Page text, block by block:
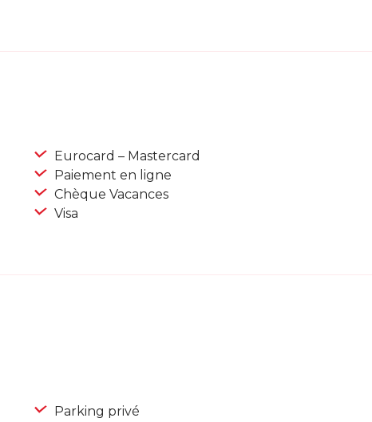
Eurocard – Mastercard
Paiement en ligne
Chèque Vacances
Visa
Parking privé